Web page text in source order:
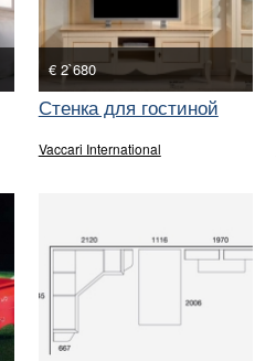
€ 2`680
Стенка для гостиной
Vaccari International